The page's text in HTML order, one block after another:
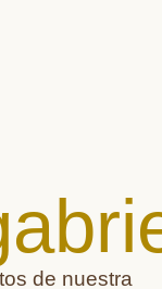
de nuestra